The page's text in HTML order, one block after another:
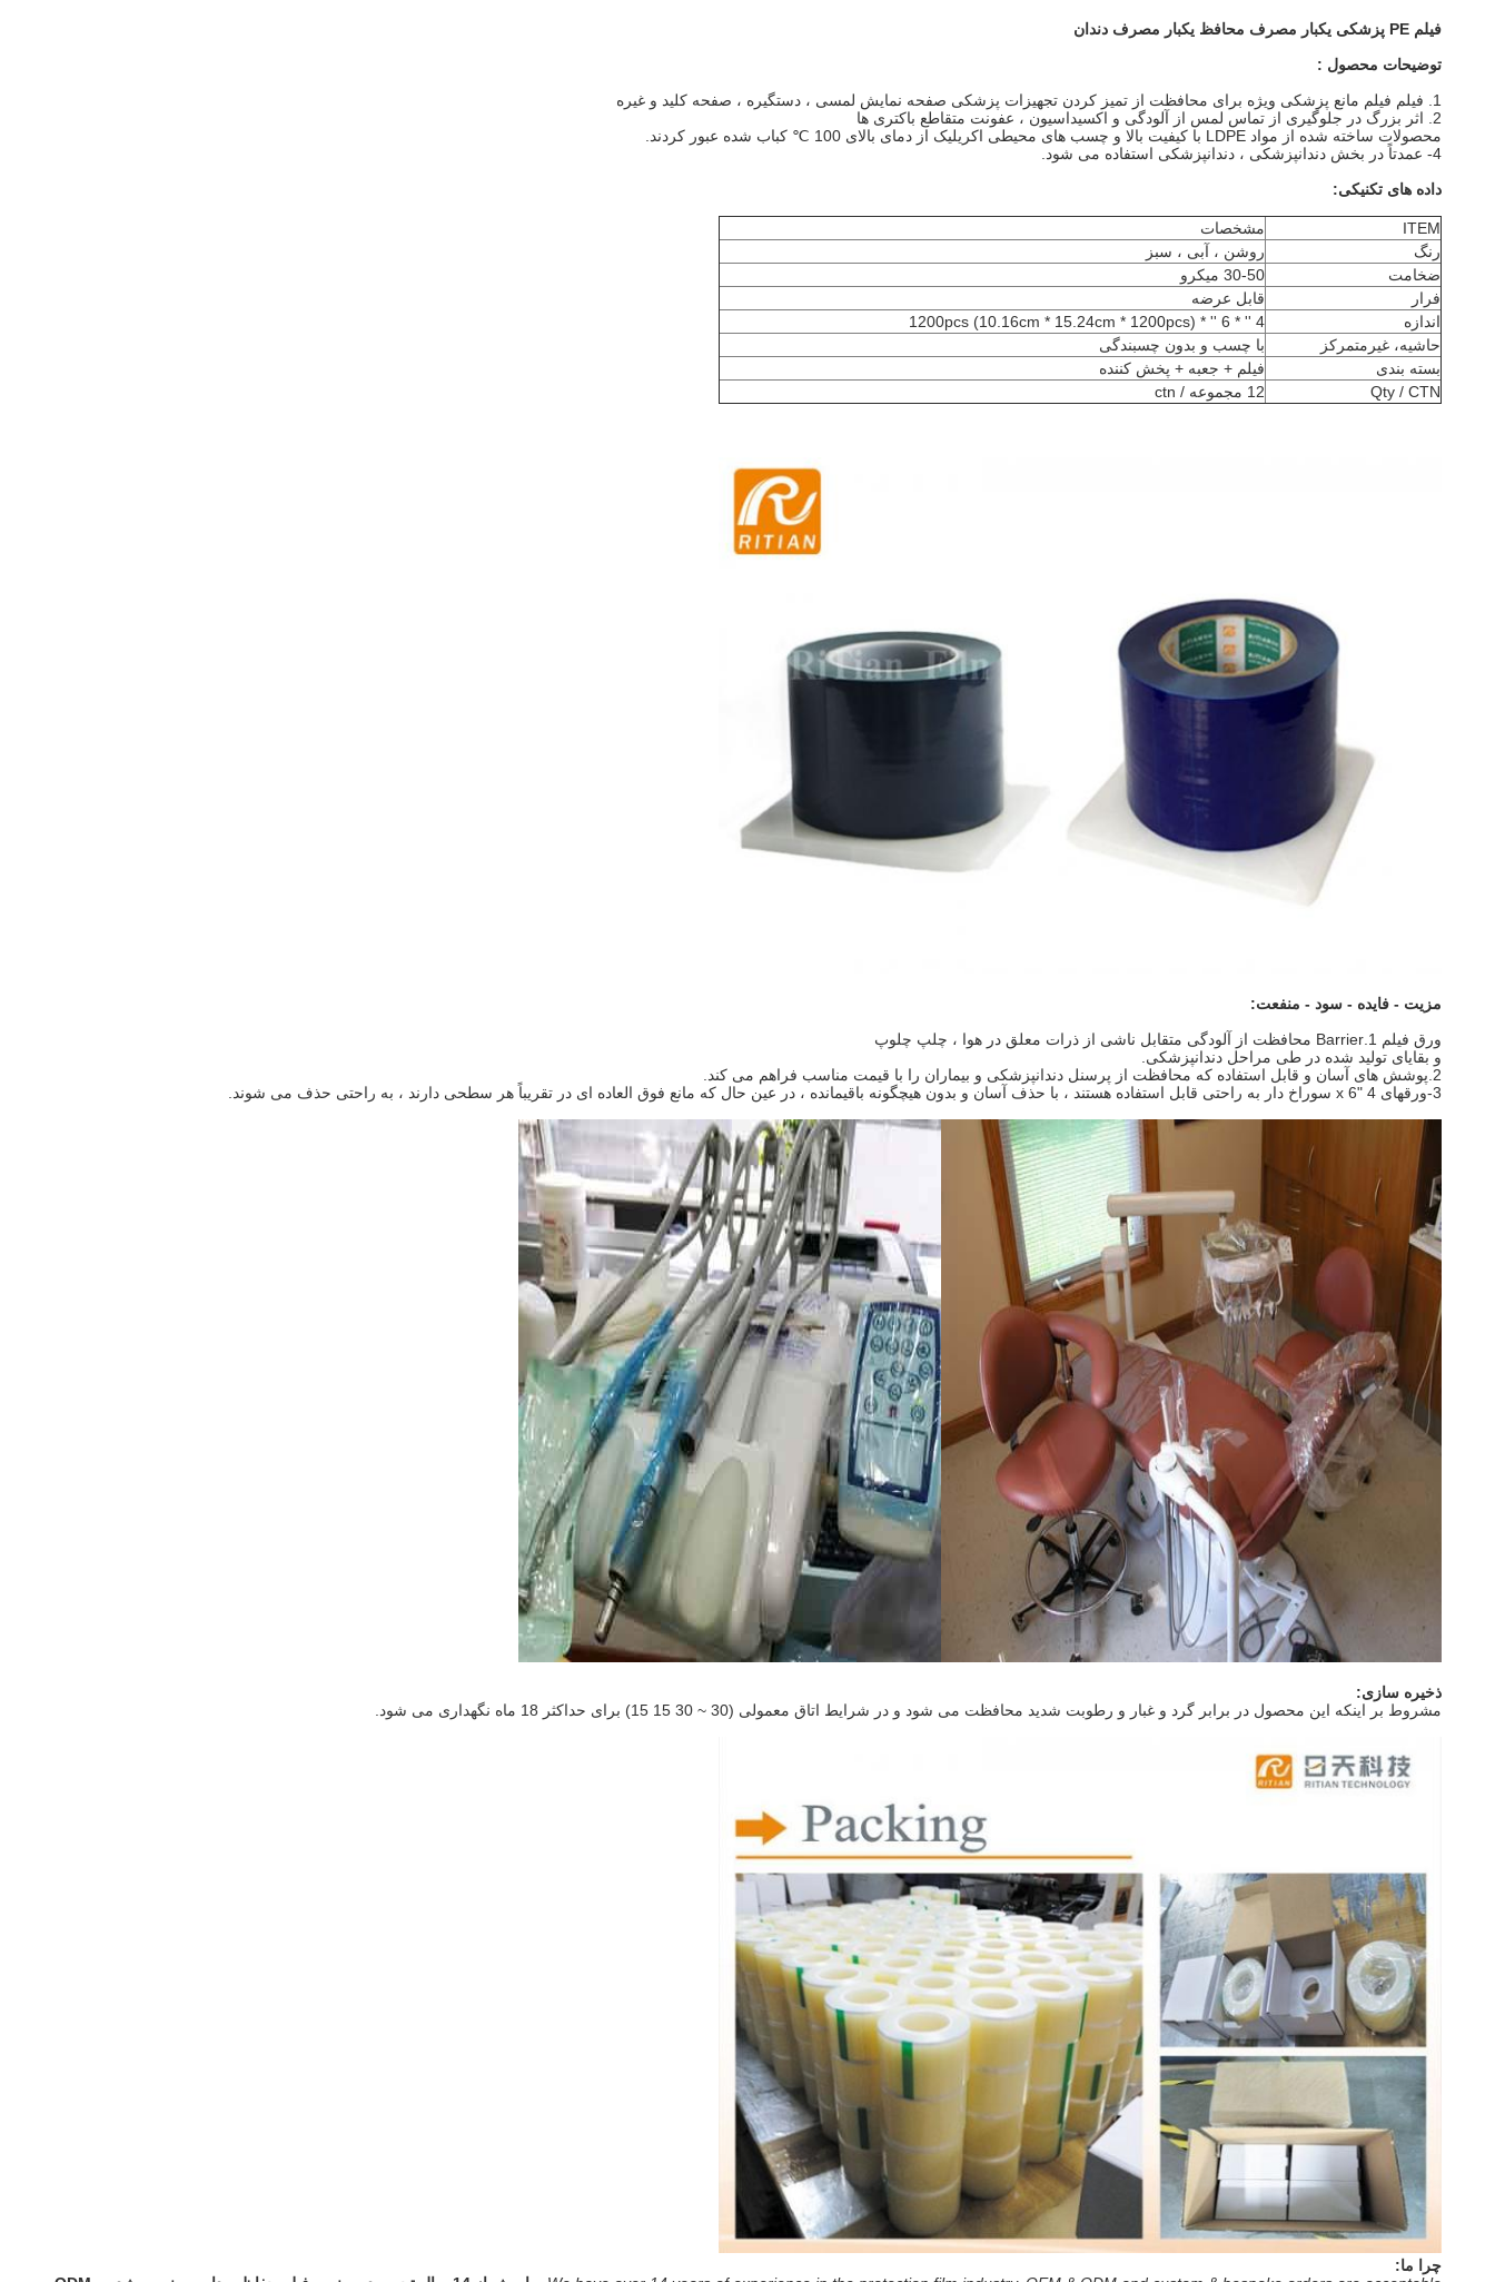
فیلم PE پزشکی یکبار مصرف محافظ یکبار مصرف دندان
توضیحات محصول :
1. فیلم فیلم مانع پزشکی ویژه برای محافظت از تمیز کردن تجهیزات پزشکی صفحه نمایش لمسی ، دستگیره ، صفحه کلید و غیره
2. اثر بزرگ در جلوگیری از تماس لمس از آلودگی و اکسیداسیون ، عفونت متقاطع باکتری ها
محصولات ساخته شده از مواد LDPE با کیفیت بالا و چسب های محیطی اکریلیک از دمای بالای 100 ℃ کباب شده عبور کردند.
4- عمدتاً در بخش دندانپزشکی ، دندانپزشکی استفاده می شود.
داده های تکنیکی:
ITEM
مشخصات
رنگ
روشن ، آبی ، سبز
ضخامت
30-50 میکرو
فرار
قابل عرضه
اندازه
4 '' * 6 '' * 1200pcs (10.16cm * 15.24cm * 1200pcs)
حاشیه، غیرمتمرکز
با چسب و بدون چسبندگی
بسته بندی
فیلم + جعبه + پخش کننده
Qty / CTN
12 مجموعه / ctn
مزیت - فایده - سود - منفعت:
ورق فیلم 1.Barrier محافظت از آلودگی متقابل ناشی از ذرات معلق در هوا ، چلپ چلوپ
و بقایای تولید شده در طی مراحل دندانپزشکی.
2.پوشش های آسان و قابل استفاده که محافظت از پرسنل دندانپزشکی و بیماران را با قیمت مناسب فراهم می کند.
3-ورقهای 4 "x 6 سوراخ دار به راحتی قابل استفاده هستند ، با حذف آسان و بدون هیچگونه باقیمانده ، در عین حال که مانع فوق العاده ای در تقریباً هر سطحی دارند ، به راحتی حذف می شوند.
ذخیره سازی:
مشروط بر اینکه این محصول در برابر گرد و غبار و رطوبت شدید محافظت می شود و در شرایط اتاق معمولی (30 ~ 30 15 15) برای حداکثر 18 ماه نگهداری می شود.
چرا ما: